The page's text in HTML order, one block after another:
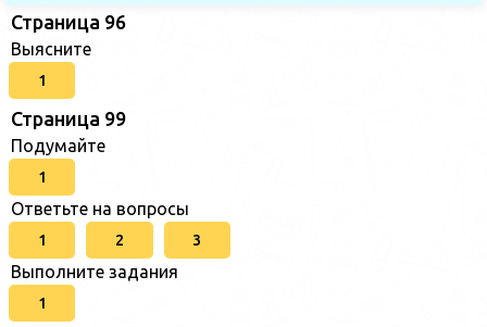
Страница 96
Выясните
1
Страница 99
Подумайте
1
Ответьте на вопросы
1 2 3
Выполните задания
1